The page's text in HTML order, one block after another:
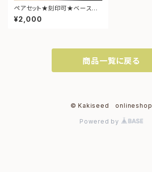
ペアセット★刻印可★ベースボ
ールキーホルダー(送料無料)
¥2,000
商品一覧に戻る
© Kakiseed onlineshop
Powered by